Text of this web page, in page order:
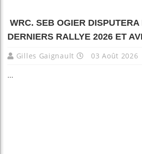
WRC. SEB OGIER DISPUTERA
DERNIERS RALLYE 2026 ET
Gilles Gaignault 03 Août 2026
...